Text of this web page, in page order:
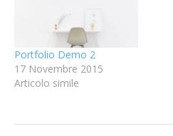
Portfolio Demo 2
17 Novembre 2015
Articolo simile